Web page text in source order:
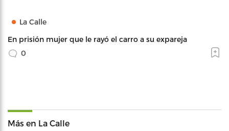
La Calle
En prisión mujer que le rayó el carro a su expareja
0
Más en La Calle